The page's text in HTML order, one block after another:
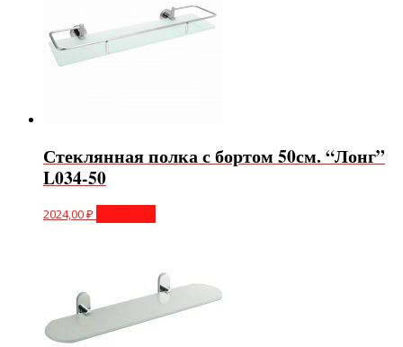
Стеклянная полка с бортом 50см. “Лонг”
L034-50
2024,00₽